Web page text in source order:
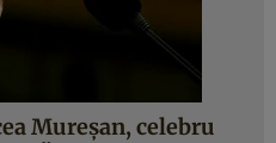
Mureşan, celebru